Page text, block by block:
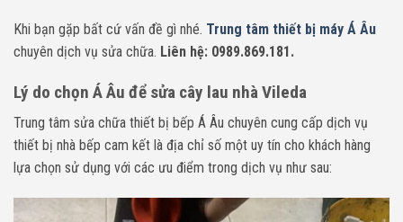
Khi bạn gặp bất cứ vấn đề gì nhé. Trung tâm thiết bị máy Á Âu
chuyên dịch vụ sửa chữa. Liên hệ: 0989.869.181.
Lý do chọn Á Âu để sửa cây lau nhà Vileda
Trung tâm sửa chữa thiết bị bếp Á Âu chuyên cung cấp dịch vụ
thiết bị nhà bếp cam kết là địa chỉ số một uy tín cho khách hàng
lựa chọn sử dụng với các ưu điểm trong dịch vụ như sau: